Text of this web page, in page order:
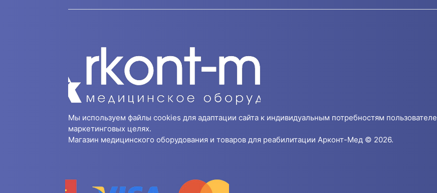
Мы используем файлы cookies для адаптации сайта к индивидуальным потребностям
маркетинговых целях.
Магазин медицинского оборудования и товаров для реабилитации Арконт-Мед © 2026.